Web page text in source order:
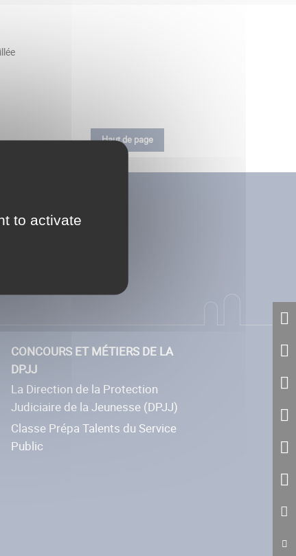
Haut de page
CONCOURS ET MÉTIERS DE LA
DPJJ
La Direction de la Protection
Judiciaire de la Jeunesse (DPJJ)
Classe Prépa Talents du Service
Public
to activate